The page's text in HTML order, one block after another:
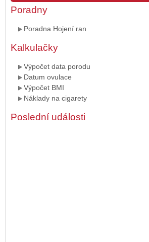
Poradny
Poradna Hojení ran
Kalkulačky
Výpočet data porodu
Datum ovulace
Výpočet BMI
Náklady na cigarety
Poslední události